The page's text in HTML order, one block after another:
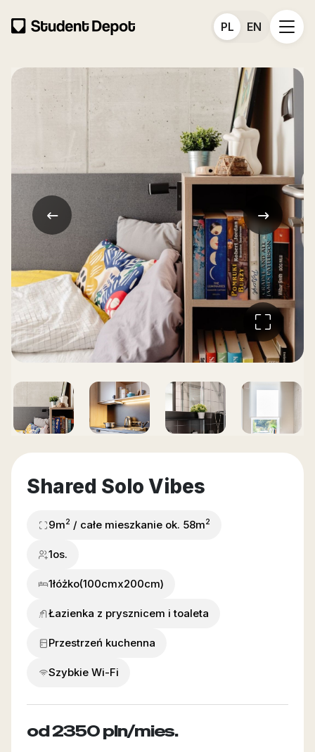
PL EN
Shared Solo Vibes
9m2 / całe mieszkanie ok. 58m2
1os.
1łóżko(100cmx200cm)
Łazienka z prysznicem i toaleta
Przestrzeń kuchenna
Szybkie Wi-Fi
od 2350pln/mies.